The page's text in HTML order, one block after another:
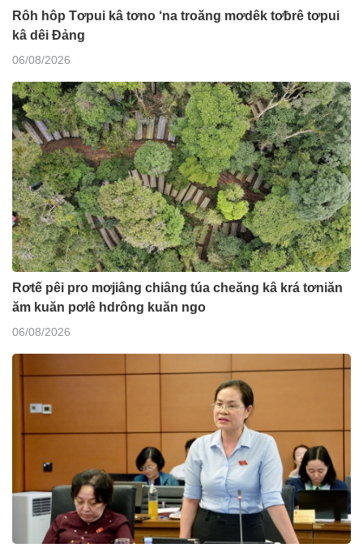
Rôh hôp Tơpui kâ tơno ‘na troăng mơdêk tơƀrê tơpui
kâ dêi Đảng
06/08/2026
Rơtế pêi pro mơjiâng chiâng túa cheăng kâ krá tơniăn
ăm kuăn pơlê hdrông kuăn ngo
06/08/2026